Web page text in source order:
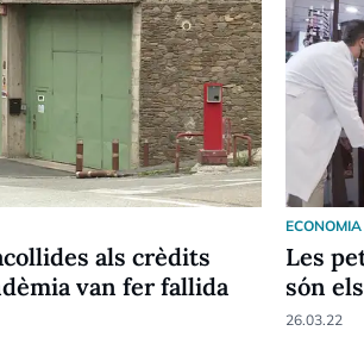
als crèdits
van fer fallida
ECONOMIA
Les
són
26.03.22